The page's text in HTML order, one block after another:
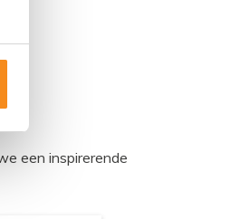
een inspirerende